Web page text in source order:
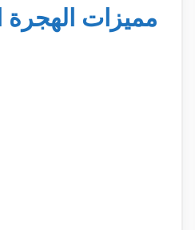
مميزات الهجرة